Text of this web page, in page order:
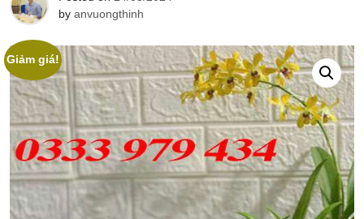
by anvuongthinh
Giảm giá!